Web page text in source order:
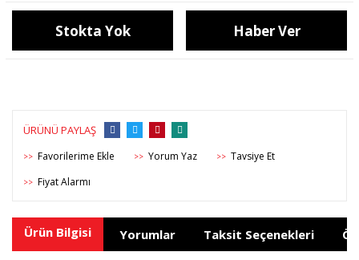
Stokta Yok Haber Ver
ÜRÜNÜ PAYLAŞ
>> >> Yorum Yaz >> Tavsiye Et
>> Fiyat Alarmı
Ürün Bilgisi Yorumlar Taksit Seçenekleri